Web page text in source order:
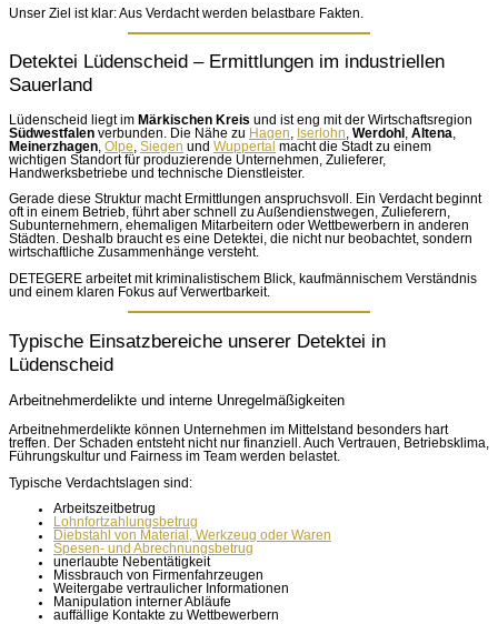
Unser Ziel ist klar: Aus Verdacht werden belastbare Fakten.
Detektei Lüdenscheid – Ermittlungen im industriellen
Sauerland
Lüdenscheid liegt im Märkischen Kreis und ist eng mit der Wirtschaftsregion
Südwestfalen verbunden. Die Nähe zu Hagen Iserlohn Werdohl Altena
Meinerzhagen Olpe Siegen und Wuppertal macht die Stadt zu einem
wichtigen Standort für produzierende Unternehmen, Zulieferer,
Handwerksbetriebe und technische Dienstleister.
Gerade diese Struktur macht Ermittlungen anspruchsvoll. Ein Verdacht beginnt
oft in einem Betrieb, führt aber schnell zu Außendienstwegen, Zulieferern,
Subunternehmern, ehemaligen Mitarbeitern oder Wettbewerbern in anderen
Städten. Deshalb braucht es eine Detektei, die nicht nur beobachtet, sondern
wirtschaftliche Zusammenhänge versteht.
DETEGERE arbeitet mit kriminalistischem Blick, kaufmännischem Verständnis
und einem klaren Fokus auf Verwertbarkeit.
Typische Einsatzbereiche unserer Detektei in
Lüdenscheid
Arbeitnehmerdelikte und interne Unregelmäßigkeiten
Arbeitnehmerdelikte können Unternehmen im Mittelstand besonders hart
treffen. Der Schaden entsteht nicht nur finanziell. Auch Vertrauen, Betriebsklima,
Führungskultur und Fairness im Team werden belastet.
Typische Verdachtslagen sind:
Arbeitszeitbetrug
Lohnfortzahlungsbetrug
Diebstahl von Material, Werkzeug oder Waren
Spesen- und Abrechnungsbetrug
unerlaubte Nebentätigkeit
Missbrauch von Firmenfahrzeugen
Weitergabe vertraulicher Informationen
Manipulation interner Abläufe
auffällige Kontakte zu Wettbewerbern